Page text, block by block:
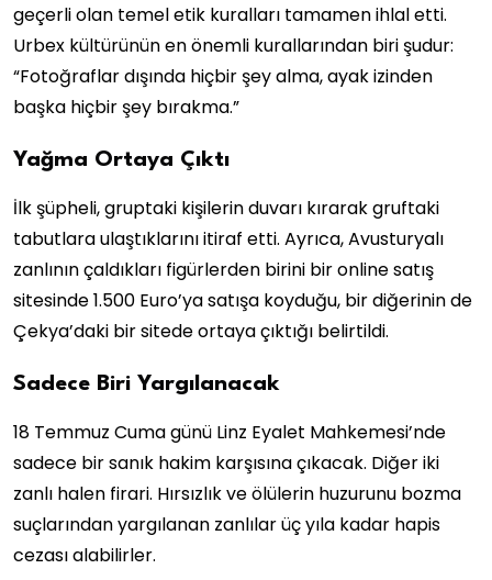
geçerli olan temel etik kuralları tamamen ihlal etti.
Urbex kültürünün en önemli kurallarından biri şudur:
“Fotoğraflar dışında hiçbir şey alma, ayak izinden
başka hiçbir şey bırakma.”
Yağma Ortaya Çıktı
İlk şüpheli, gruptaki kişilerin duvarı kırarak gruftaki
tabutlara ulaştıklarını itiraf etti. Ayrıca, Avusturyalı
zanlının çaldıkları figürlerden birini bir online satış
sitesinde 1.500 Euro’ya satışa koyduğu, bir diğerinin de
Çekya’daki bir sitede ortaya çıktığı belirtildi.
Sadece Biri Yargılanacak
18 Temmuz Cuma günü Linz Eyalet Mahkemesi’nde
sadece bir sanık hakim karşısına çıkacak. Diğer iki
zanlı halen firari. Hırsızlık ve ölülerin huzurunu bozma
suçlarından yargılanan zanlılar üç yıla kadar hapis
cezası alabilirler.